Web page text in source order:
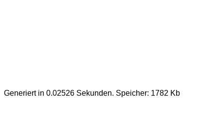
Generiert in 0.02526 Sekunden. Speicher: 1782 Kb